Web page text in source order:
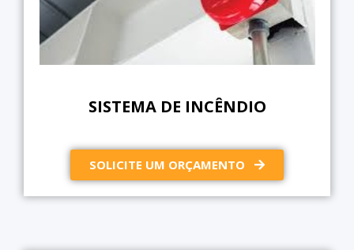
SISTEMA DE INCÊNDIO
SOLICITE UM ORÇAMENTO